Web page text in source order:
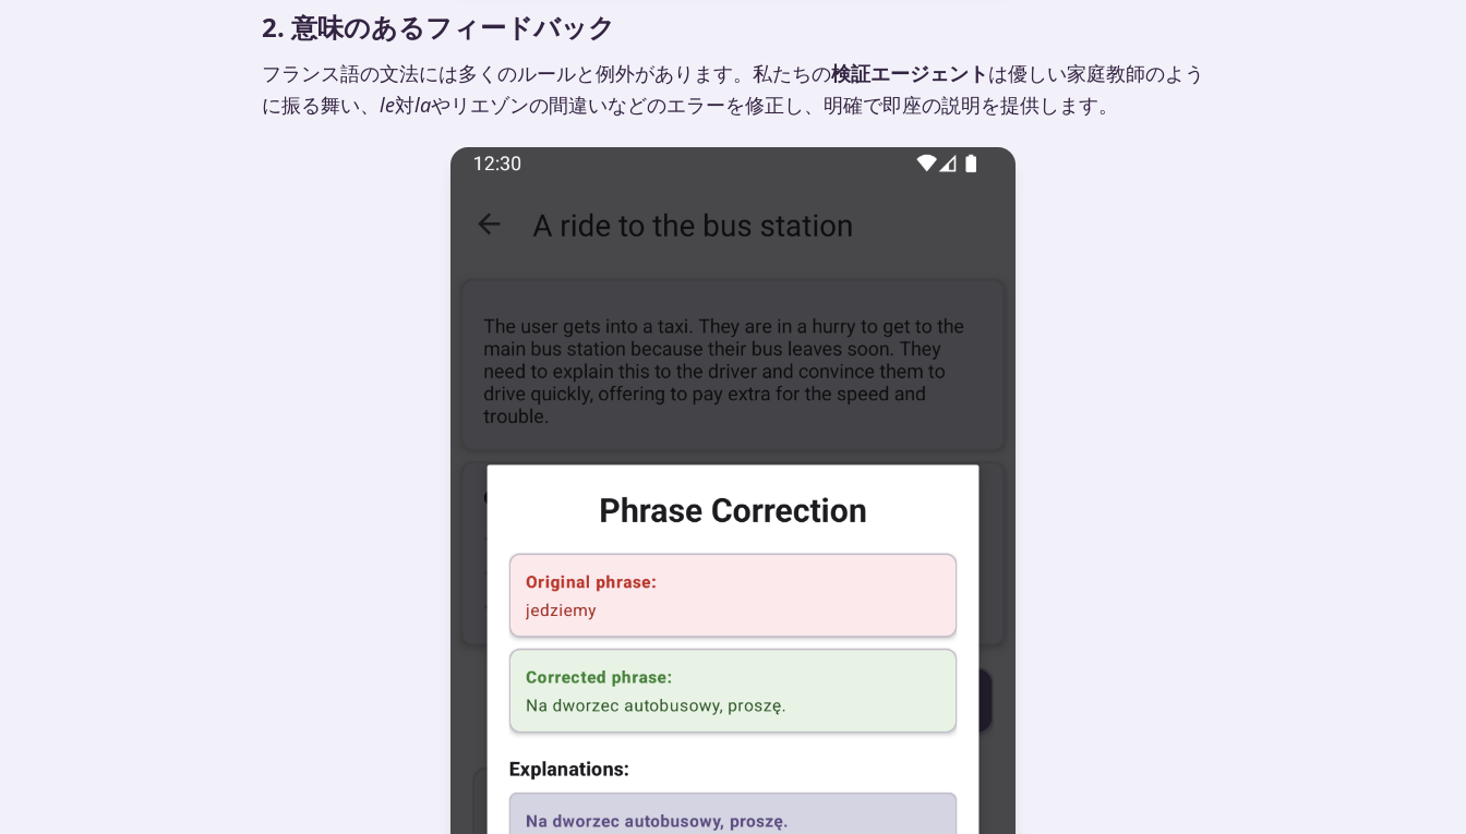
2. 意味のあるフィードバック
フランス語の文法には多くのルールと例外があります。私たちの検証エージェントは優しい家庭教師のよう
に振る舞い、 le対laやリエゾンの間違いなどのエラーを修正し、明確で即座の説明を提供します。